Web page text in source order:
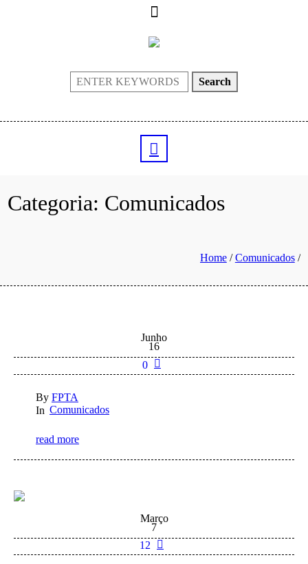
Search
Categoria: Comunicados
Home /Comunicados /
Junho
16
0
By FPTA
In Comunicados
read more
Março
7
12